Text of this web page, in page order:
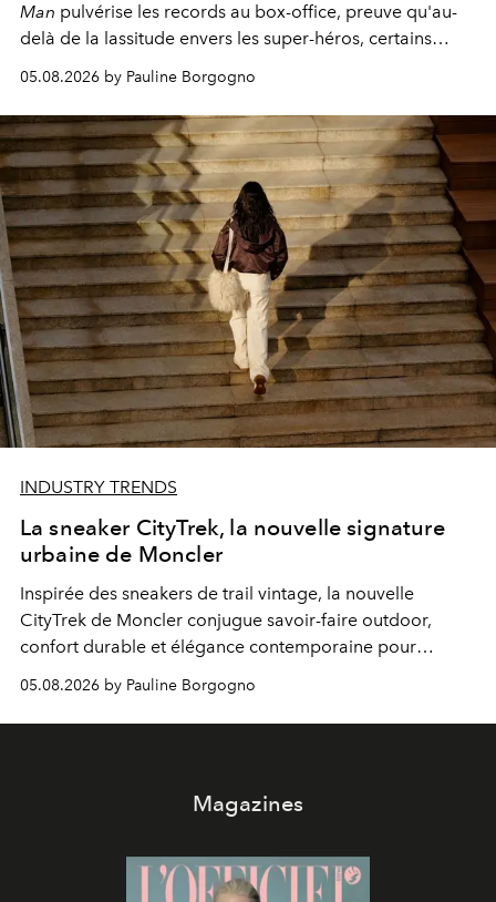
Man pulvérise les records au box-office, preuve qu'au-
delà de la lassitude envers les super-héros, certains
personnages continuent de susciter une ferveur intacte.
05.08.2026 by Pauline Borgogno
INDUSTRY TRENDS
La sneaker CityTrek, la nouvelle signature
urbaine de Moncler
Inspirée des sneakers de trail vintage, la nouvelle
CityTrek de Moncler conjugue savoir-faire outdoor,
confort durable et élégance contemporaine pour
accompagner les explorations du quotidien.
05.08.2026 by Pauline Borgogno
Magazines